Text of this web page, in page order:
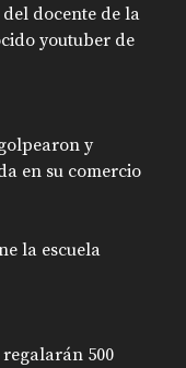
docente de la
youtuber de
y
en su comercio
la escuela
500